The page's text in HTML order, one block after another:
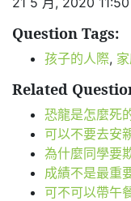
Question Tags:
孩子的人際,
Related
恐龍是怎麼死
可以不要去安
為什麼同學要
成績不是最重
可不可以帶午